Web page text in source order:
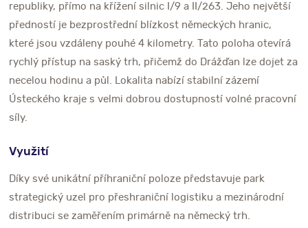
republiky, přímo na křížení silnic I/9 a II/263. Jeho největší
předností je bezprostřední blízkost německých hranic,
které jsou vzdáleny pouhé 4 kilometry. Tato poloha otevírá
rychlý přístup na saský trh, přičemž do Drážďan lze dojet za
necelou hodinu a půl. Lokalita nabízí stabilní zázemí
Ústeckého kraje s velmi dobrou dostupností volné pracovní
síly.
Využití
Díky své unikátní příhraniční poloze představuje park
strategický uzel pro přeshraniční logistiku a mezinárodní
distribuci se zaměřením primárně na německý trh.